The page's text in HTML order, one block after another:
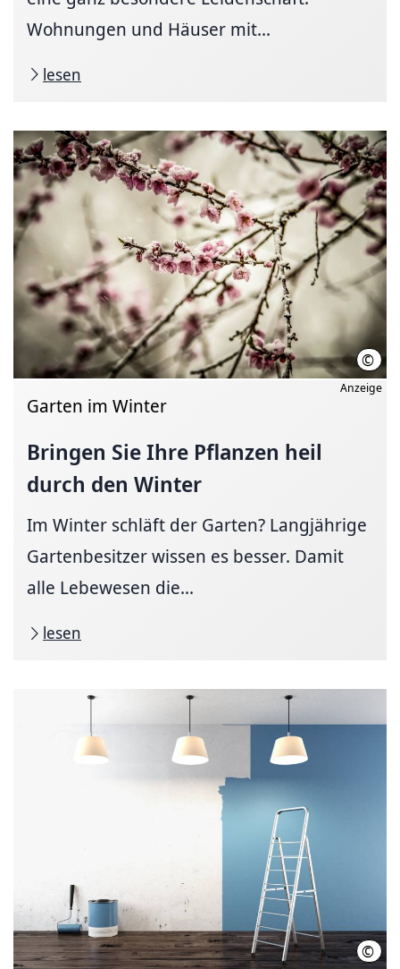
Wohnungen und Häuser mit...
lesen
©
Anzeige
Garten im Winter
Bringen Sie Ihre Pflanzen heil
durch den Winter
Im Winter schläft der Garten? Langjährige
Gartenbesitzer wissen es besser. Damit
alle Lebewesen die...
lesen
©